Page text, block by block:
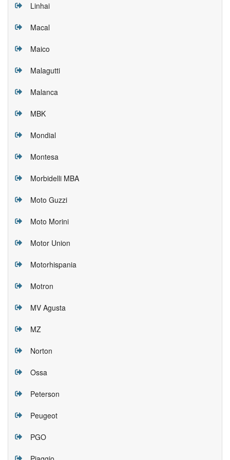
Linhai
Macal
Maico
Malagutti
Malanca
MBK
Mondial
Montesa
Morbidelli MBA
Moto Guzzi
Moto Morini
Motor Union
Motorhispania
Motron
MV Agusta
MZ
Norton
Ossa
Peterson
Peugeot
PGO